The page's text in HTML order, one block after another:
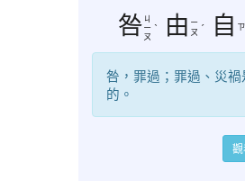
咎 ㄐ
ㄧ
ㄡ
ˋ 由 ㄧ
ㄡ ˊ 自 ㄗ
咎，罪過；罪過、災
的。